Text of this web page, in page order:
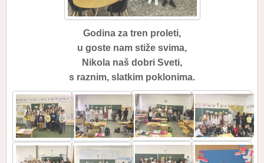
Godina za tren proleti,
u goste nam stiže svima,
Nikola naš dobri Sveti,
s raznim, slatkim poklonima.